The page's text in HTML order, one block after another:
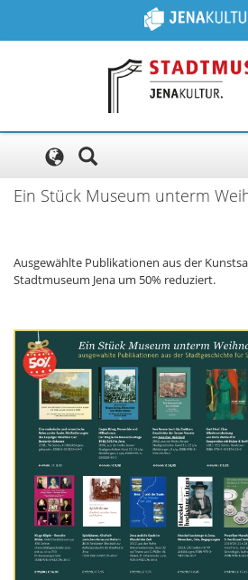
Ein Stück Museum unterm
Ausgewählte Publikationen aus der
Stadtmuseum Jena um 50% reduziert.